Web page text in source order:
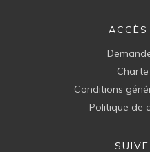
ACCÈS
Conditions
Politique de